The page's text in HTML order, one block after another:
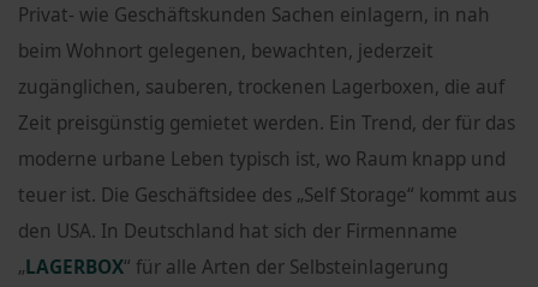
Privat- wie Geschäftskunden Sachen einlagern, in nah
beim Wohnort gelegenen, bewachten, jederzeit
zugänglichen, sauberen, trockenen Lagerboxen, die auf
Zeit preisgünstig gemietet werden. Ein Trend, der für das
moderne urbane Leben typisch ist, wo Raum knapp und
teuer ist. Die Geschäftsidee des „Self Storage“ kommt aus
den USA. In Deutschland hat sich der Firmenname
„LAGERBOX“ für alle Arten der Selbsteinlagerung